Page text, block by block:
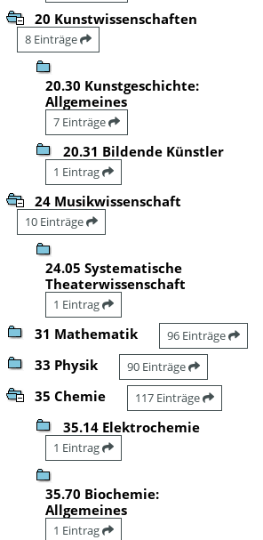
20 Kunstwissenschaften
8 Einträge
20.30 Kunstgeschichte:
Allgemeines
7 Einträge
20.31 Bildende Künstler
1 Eintrag
24 Musikwissenschaft
10 Einträge
24.05 Systematische
Theaterwissenschaft
1 Eintrag
31 Mathematik 96 Einträge
33 Physik 90 Einträge
35 Chemie 117 Einträge
35.14 Elektrochemie
1 Eintrag
35.70 Biochemie:
Allgemeines
1 Eintrag